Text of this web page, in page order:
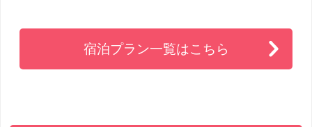
宿泊プラン一覧はこちら